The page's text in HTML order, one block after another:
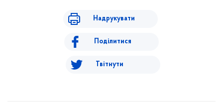
Надрукувати
Поділитися
Твітнути